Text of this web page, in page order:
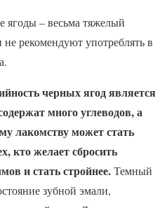
ягоды – весьма тяжелый
рекомендуют употреблять в
черных ягод является
много углеводов, а
лакомству может стать
кто желает сбросить
и стать стройнее.Темный
зубной эмали,